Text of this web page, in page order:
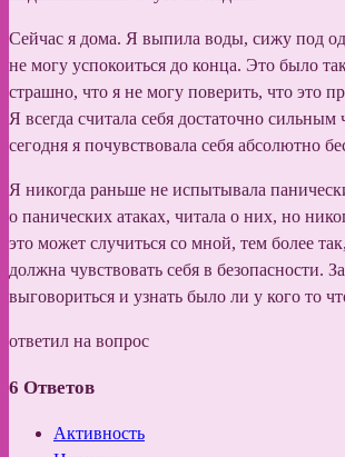
Сейчас я дома. Я выпила воды, сижу под
не могу успокоиться до конца. Это было
страшно, что я не могу поверить, что это
Я всегда считала себя достаточно сильным
сегодня я почувствовала себя абсолютно
Я никогда раньше не испытывала
о панических атаках, читала о них, но
это может случиться со мной, тем более
должна чувствовать себя в безопасности.
выговориться и узнать было ли у кого то
ответил на вопрос
6 Ответов
Активность